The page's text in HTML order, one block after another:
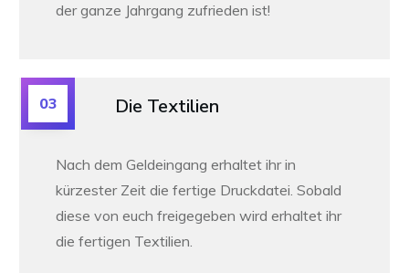
der ganze Jahrgang zufrieden ist!
Die Textilien
03
Nach dem Geldeingang erhaltet ihr in
kürzester Zeit die fertige Druckdatei. Sobald
diese von euch freigegeben wird erhaltet ihr
die fertigen Textilien.